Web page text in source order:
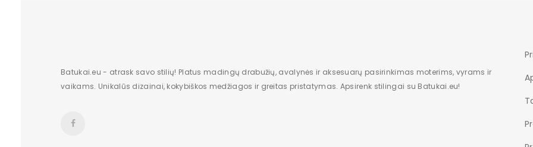
Batukai.eu - atrask savo stilių! Platus madingų drabužių, avalynės ir aksesuarų pasirinkimas moterims, vyrams ir
vaikams. Unikalūs dizainai, kokybiškos medžiagos ir greitas pristatymas. Apsirenk stilingai su Batukai.eu!